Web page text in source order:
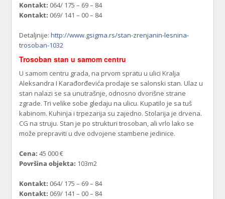
Kontakt: 064/ 175 – 69 – 84
Kontakt: 069/ 141 – 00 – 84
Detaljnije:http://www.gsigma.rs/stan-zrenjanin-lesnina-
trosoban-1032
Trosoban stan u samom centru
U samom centru grada, na prvom spratu u ulici Kralja
Aleksandra I Karađorđevića prodaje se salonski stan. Ulaz u
stan nalazi se sa unutrašnje, odnosno dvorišne strane
zgrade. Tri velike sobe gledaju na ulicu. Kupatilo je sa tuš
kabinom. Kuhinja i trpezarija su zajedno. Stolarija je drvena.
CG na struju. Stan je po strukturi trosoban, ali vrlo lako se
može prepraviti u dve odvojene stambene jedinice.
Cena: 45 000 €
Površina objekta: 103m2
Kontakt: 064/ 175 – 69 – 84
Kontakt: 069/ 141 – 00 – 84